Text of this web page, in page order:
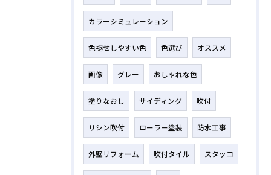
カラーシミュレーション
色褪せしやすい色 色選び オススメ
画像 グレー おしゃれな色
塗りなおし サイディング 吹付
リシン吹付 ローラー塗装 防水工事
外壁リフォーム 吹付タイル スタッコ